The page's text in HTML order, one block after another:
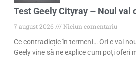
Test Geely Cityray – Noul val
7 august 2026
Niciun comentariu
Ce contradicție în termeni… Ori e val
Geely vine să ne explice cum poți oferi